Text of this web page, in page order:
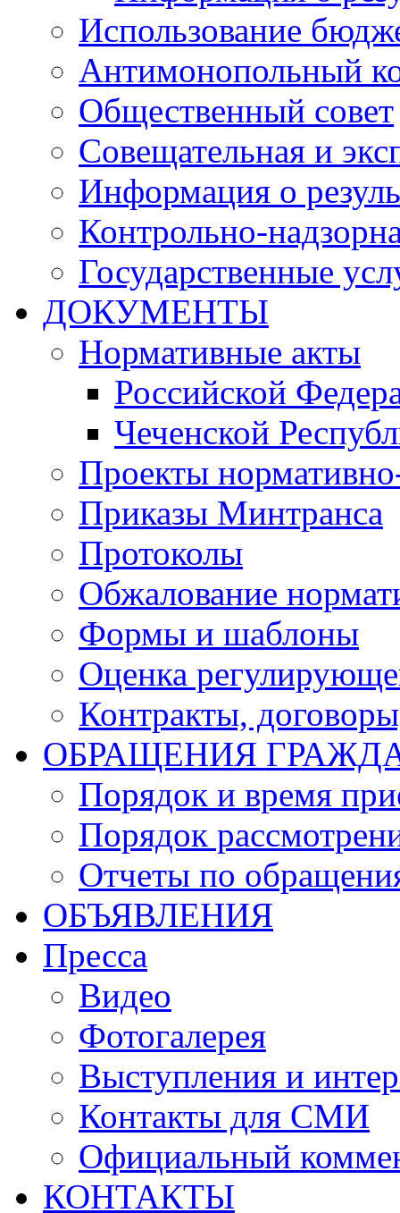
Использование
Антимонопольный
Общественный совет
Совещательная и
Информация о
Контрольно-
Государственные
ДОКУМЕНТЫ
Нормативные акты
Российской
Чеченской
Проекты
Приказы Минтранса
Протоколы
Обжалование
Формы и шаблоны
Оценка
Контракты,
ОБРАЩЕНИЯ
Порядок и время
Порядок
Отчеты по
ОБЪЯВЛЕНИЯ
Пресса
Видео
Фотогалерея
Выступления и
Контакты для СМИ
Официальный
КОНТАКТЫ